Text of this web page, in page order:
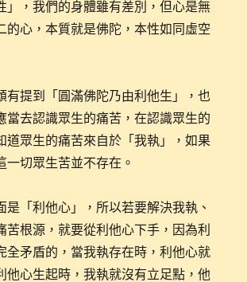
」，我們的身體雖有差別，但心是無
的心，本質就是佛陀，本性如同虛空
有提到「圓滿佛陀乃由利他生」，也
當去認識眾生的痛苦，在認識眾生的
道眾生的痛苦來自於「我執」，如果
一切眾生苦並不存在。
是「利他心」，所以若要解決我執、
苦根源，就要從利他心下手，因為利
全矛盾的，當我執存在時，利他心就
他心生起時，我執就沒有立足點，他